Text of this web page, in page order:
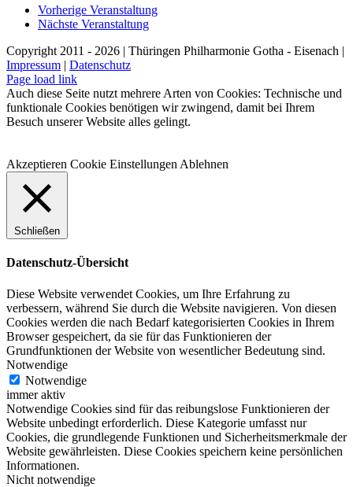
Vorherige Veranstaltung
Nächste Veranstaltung
Copyright 2011 - 2026 | Thüringen Philharmonie Gotha - Eisenach |
Impressum | Datenschutz
Facebook
Instagram
WhatsApp
YouTube
E-
Mail
Telefon
Page load link
Auch diese Seite nutzt mehrere Arten von Cookies: Technische und
funktionale Cookies benötigen wir zwingend, damit bei Ihrem
Besuch unserer Website alles gelingt.
Akzeptieren Cookie Einstellungen Ablehnen
Schließen
Datenschutz-Übersicht
Diese Website verwendet Cookies, um Ihre Erfahrung zu
verbessern, während Sie durch die Website navigieren. Von diesen
Cookies werden die nach Bedarf kategorisierten Cookies in Ihrem
Browser gespeichert, da sie für das Funktionieren der
Grundfunktionen der Website von wesentlicher Bedeutung sind.
Notwendige
Notwendige
immer aktiv
Notwendige Cookies sind für das reibungslose Funktionieren der
Website unbedingt erforderlich. Diese Kategorie umfasst nur
Cookies, die grundlegende Funktionen und Sicherheitsmerkmale der
Website gewährleisten. Diese Cookies speichern keine persönlichen
Informationen.
Nicht notwendige